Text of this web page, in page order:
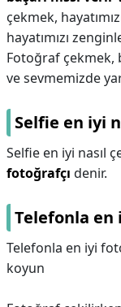
çekmek,
hayatımızı
Fotoğraf çekmek,
ve sevmemizde
Selfie en iyi
Selfie en iyi nasıl
fotoğrafçı denir.
Telefonla en
Telefonla en iyi
koyun